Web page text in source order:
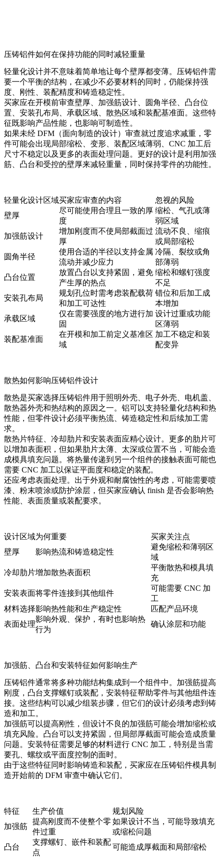
压铸铝件如何在保持功能的同时减轻重量
轻量化设计并不意味着简单地让每个壁厚都变薄。压铸铝件需
要一个平衡的结构，在减少不必要材料的同时，仍能保持强
度、刚性、装配精度和铸造稳定性。
买家应在开模前审查壁厚、加强筋设计、圆角半径、凸台位
置、安装孔布局、承载区域、散热区域和装配基准面。这些特
征既影响产品性能，也影响可制造性。
如果未经 DFM（面向制造的设计）审查就过度追求减重，零
件可能会出现局部缩松、变形、装配区域薄弱、CNC 加工后
尺寸不稳定以及更多的表面处理问题。更好的设计是利用加强
筋、凸台和受控的壁厚来减轻重量，同时保持零件的功能性。
轻量化设计区域买家应审查的内容
忽视的风险
壁厚
尽可能使用合理且一致的厚
度
缩松、气孔或薄
弱区域
加强筋设计
增加刚度而不使局部截面过
厚
流动不良、缩痕
或局部缩松
圆角半径
使用合适的半径以支持金属
流动并减少应力
冷隔、裂纹或角
部薄弱
凸台位置
放置凸台以支持紧固，避免
产生厚的热点
缩松和螺钉强度
不足
安装孔布局
规划孔位时需考虑装配载荷
和加工可达性
错位和后加工成
本增加
承载区域
仅在需要强度的地方进行加
固
设计过重或功能
区薄弱
装配基准面
在开模和加工前定义基准区
域
加工不稳定和装
配变异
散热如何影响压铸铝件设计
散热是买家选择压铸铝件用于照明外壳、电子外壳、电机盖、
散热器外壳和热结构的原因之一。铝可以支持轻量化结构和热
性能，但零件设计必须平衡热流、铸造稳定性和后续加工需
求。
散热片特征、冷却肋片和安装表面应精心设计。更多的肋片可
以增加表面积，但如果肋片太薄、太深或位置不当，可能会造
成模具填充问题。将热量传递到另一个组件的接触表面可能也
需要 CNC 加工以保证平面度和稳定的装配。
还应考虑表面处理。出于外观和耐腐蚀性的考虑，可能需要喷
漆、粉末喷涂或防护涂层，但买家应确认 finish 是否会影响热
性能、表面质量或装配要求。
设计区域为何重要
买家关注点
壁厚
影响热流和铸造稳定性
避免缩松和薄弱区
域
冷却肋片增加散热表面积
平衡散热和模具填
充
安装表面将零件连接到其他组件
可能需要 CNC 加
工
材料选择影响热性能和生产稳定性
匹配产品环境
表面处理
影响外观、保护，有时也影响热
行为
确认涂层和功能
加强筋、凸台和安装特征如何影响生产
压铸铝件通常将多种功能结构集成到一个组件中。加强筋提高
刚度，凸台支撑螺钉或装配，安装特征帮助零件与其他组件连
接。这些结构可以减少组装步骤，但它们的设计必须考虑到铸
造和加工。
加强筋可以提高刚性，但设计不良的加强筋可能会增加缩松或
填充风险。凸台可以支持紧固，但局部厚截面可能会造成质量
问题。安装特征需要足够的材料进行 CNC 加工，特别是当需
要孔、螺纹或平面度控制的面时。
由于这些特征同时影响铸造和装配，买家应在压铸铝件模具制
造开始前的 DFM 审查中确认它们。
特征 生产价值
规划风险
加强筋
提高刚度而不使整个零
件过重
如果设计不当，可能导致填充
或缩松问题
凸台
支撑螺钉、嵌件和装配
点
可能造成厚截面和局部缩松